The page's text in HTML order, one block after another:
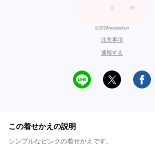
©2024hotatekun
注意事項
通報する
この着せかえの説明
シンプルなピンクの着せかえです。